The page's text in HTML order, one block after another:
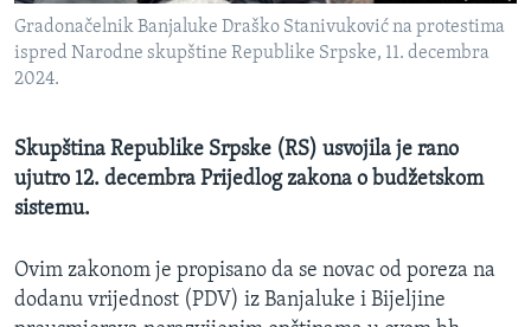
PRATITE NAS
Jezici
Gradonačelnik Banjaluke Draško Stanivuković na protestima
ispred Narodne skupštine Republike Srpske, 11. decembra
2024.
Skupština Republike Srpske (RS) usvojila je rano
ujutro 12. decembra Prijedlog zakona o budžetskom
sistemu.
Ovim zakonom je propisano da se novac od poreza na
dodanu vrijednost (PDV) iz Banjaluke i Bijeljine